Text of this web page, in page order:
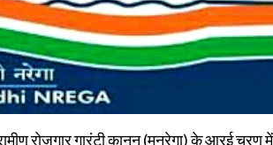
ग्रामीण रोजगार गारंटी कानून (मनरेगा) के आरई